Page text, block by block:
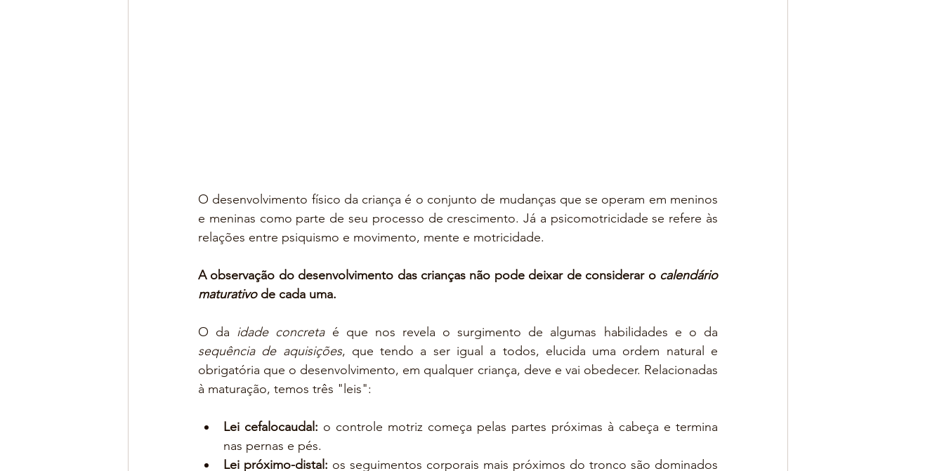
O desenvolvimento físico da criança é o conjunto de mudanças que se operam em meninos
e meninas como parte de seu processo de crescimento. Já a psicomotricidade se refere às
relações entre psiquismo e movimento, mente e motricidade.
A observação do desenvolvimento das crianças não pode deixar de considerar o calendário
maturativo de cada uma.
O da idade concreta
sequência de aquisições, que tendo a ser igual a todos, elucida uma ordem natural e
obrigatória que o desenvolvimento, em qualquer criança, deve e vai obedecer. Relacionadas
à maturação, temos três "leis":
Lei cefalocaudal: o controle motriz começa pelas partes próximas à cabeça e termina
nas pernas e pés.
Lei próximo-distal: os seguimentos corporais mais próximos do tronco são dominados